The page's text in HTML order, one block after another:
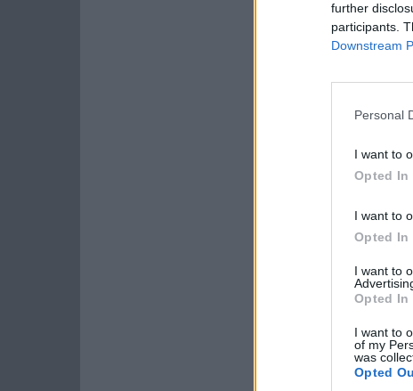
further
participants.
Downstream
Personal
I want to
Opted In
I want to
Opted In
I want to
Opted In
I want to
of my
was
Opted